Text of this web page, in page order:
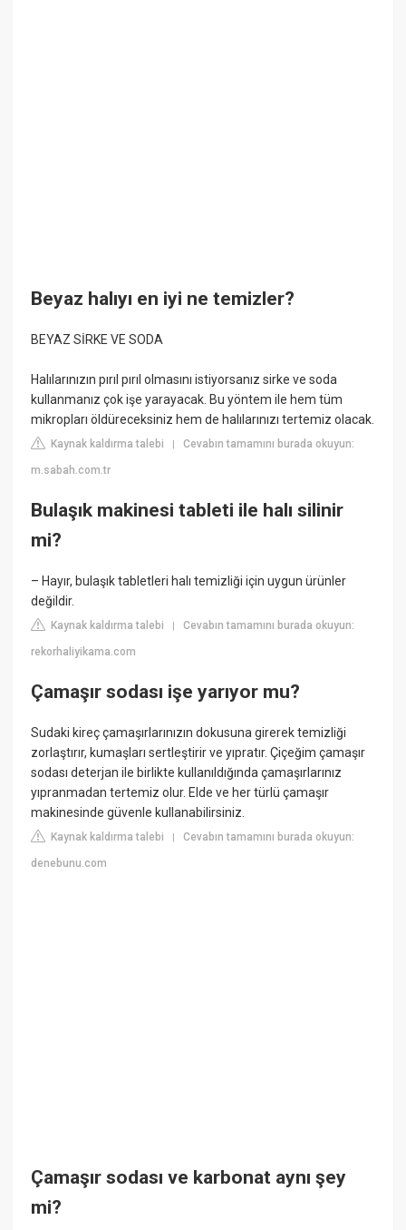
Beyaz halıyı en iyi ne temizler?
BEYAZ SİRKE VE SODA
Halılarınızın pırıl pırıl olmasını istiyorsanız sirke ve soda
kullanmanız çok işe yarayacak. Bu yöntem ile hem tüm
mikropları öldüreceksiniz hem de halılarınızı tertemiz olacak.
Kaynak kaldırma talebi |Cevabın tamamını burada okuyun:
m.sabah.com.tr
Bulaşık makinesi tableti ile halı silinir
mi?
– Hayır, bulaşık tabletleri halı temizliği için uygun ürünler
değildir.
Kaynak kaldırma talebi |Cevabın tamamını burada okuyun:
rekorhaliyikama.com
Çamaşır sodası işe yarıyor mu?
Sudaki kireç çamaşırlarınızın dokusuna girerek temizliği
zorlaştırır, kumaşları sertleştirir ve yıpratır. Çiçeğim çamaşır
sodası deterjan ile birlikte kullanıldığında çamaşırlarınız
yıpranmadan tertemiz olur. Elde ve her türlü çamaşır
makinesinde güvenle kullanabilirsiniz.
Kaynak kaldırma talebi |Cevabın tamamını burada okuyun:
denebunu.com
Çamaşır sodası ve karbonat aynı şey
mi?